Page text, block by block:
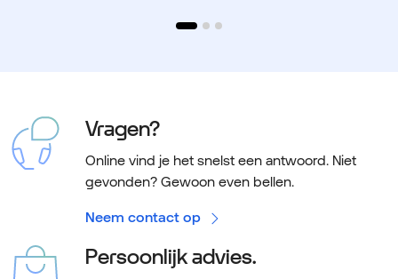
Vragen?
Online vind je het snelst een antwoord. Niet
gevonden? Gewoon even bellen.
Neem contact op
Persoonlijk advies.